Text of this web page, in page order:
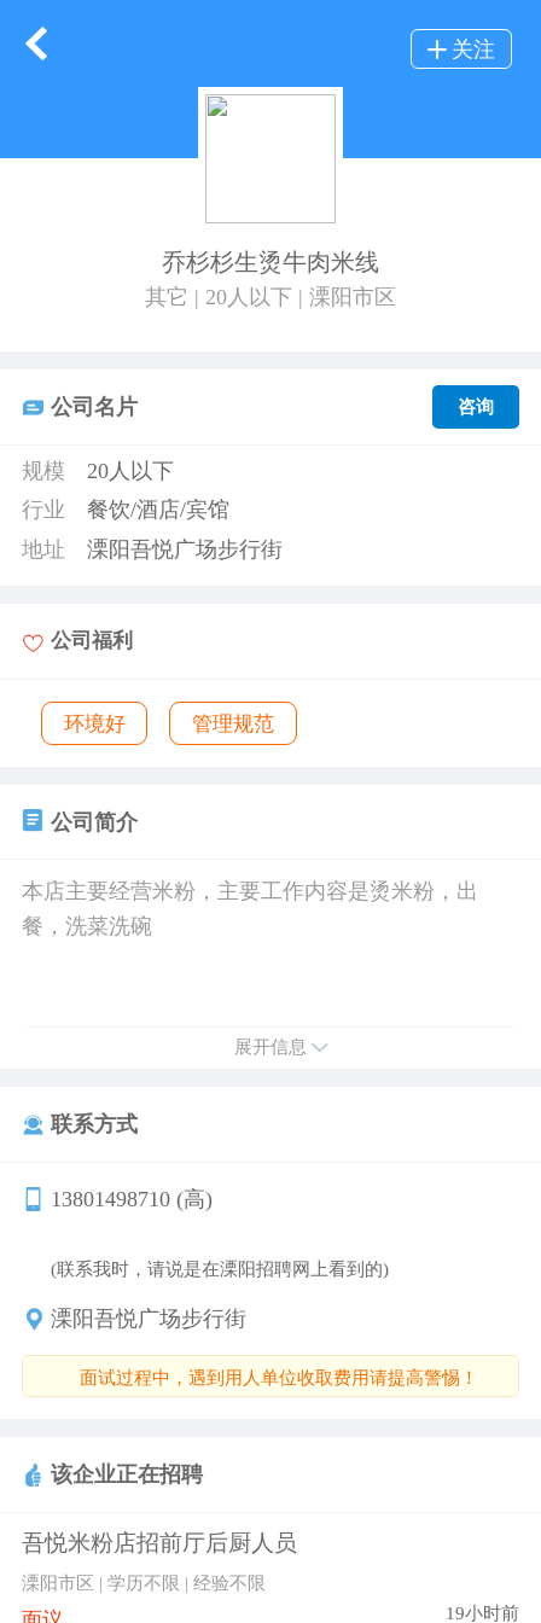
关注
乔杉杉生烫牛肉米线
其它 | 20人以下 | 溧阳市区
公司名片 咨询
规模
20人以下
行业
餐饮/酒店/宾馆
地址
溧阳吾悦广场步行街
公司福利
环境好 管理规范
公司简介
本店主要经营米粉，主要工作内容是烫米粉，出
餐，洗菜洗碗
展开信息
联系方式
13801498710 (高)
(联系我时，请说是在溧阳招聘网上看到的)
溧阳吾悦广场步行街
面试过程中，遇到用人单位收取费用请提高警惕！
该企业正在招聘
吾悦米粉店招前厅后厨人员
溧阳市区 | 学历不限 | 经验不限
19小时前